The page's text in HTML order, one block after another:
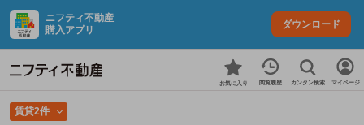
ニフティ不動産
購入アプリ
ダウンロード
お気に入り 閲覧履歴 カンタン検索 マイページ
賃貸2件